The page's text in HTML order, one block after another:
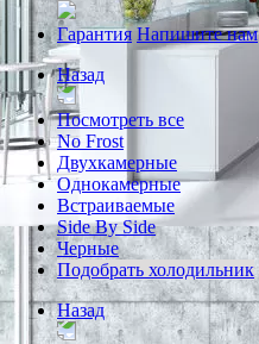
Гарантия Напишите нам
Назад
Посмотреть все
No Frost
Двухкамерные
Однокамерные
Встраиваемые
Side By Side
Черные
Подобрать холодильник
Назад